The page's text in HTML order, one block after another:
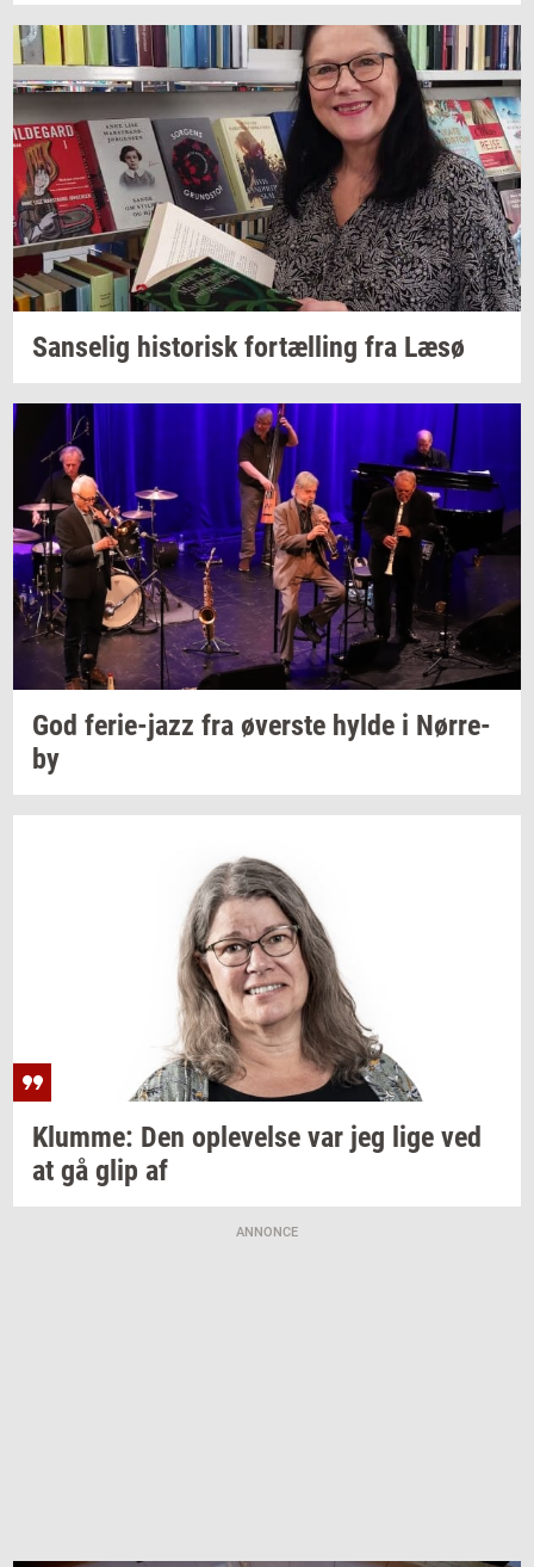
San­se­lig hi­sto­risk for­tæl­ling fra Læsø
God ferie-​jazz fra øver­ste hylde i Nør­re­
by
Klum­me: Den op­le­vel­se var jeg lige ved
at gå glip af
ANNONCE